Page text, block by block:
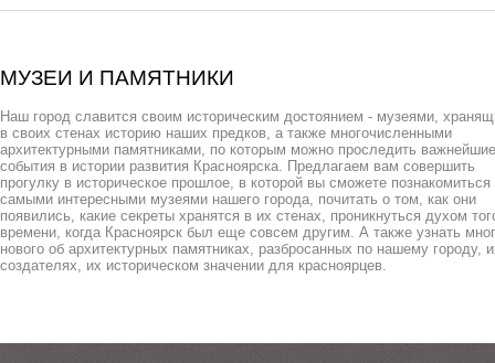
МУЗЕИ И ПАМЯТНИКИ
Наш город славится своим историческим достоянием - музеями,
в своих стенах историю наших предков, а также многочисленными
архитектурными памятниками, по которым можно проследить важнейшие
события в истории развития Красноярска. Предлагаем вам совершить
прогулку в историческое прошлое, в которой вы сможете познакомиться
самыми интересными музеями нашего города, почитать о том, как они
появились, какие секреты хранятся в их стенах, проникнуться духом
времени, когда Красноярск был еще совсем другим. А также узнать
нового об архитектурных памятниках, разбросанных по нашему городу,
создателях, их историческом значении для красноярцев.